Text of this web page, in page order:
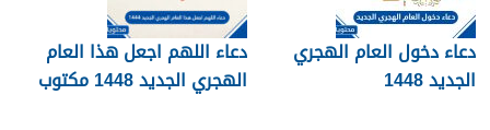
دعاء دخول العام الهجري
الجديد 1448
دعاء اللهم اجعل هذا العام
الهجري الجديد 1448 مكتوب